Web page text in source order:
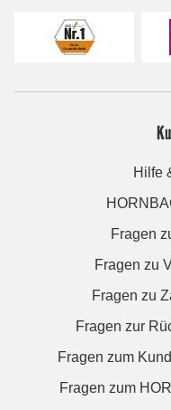
Hilfe
Fragen
Fragen zu
Fragen zu
Fragen zur
Fragen zum
Fragen zum